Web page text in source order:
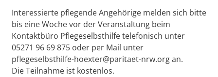
Interessierte pflegende Angehörige melden sich bitte
bis eine Woche vor der Veranstaltung beim
Kontaktbüro Pflegeselbsthilfe telefonisch unter
05271 96 69 875 oder per Mail unter
pflegeselbsthilfe-hoexter@paritaet-nrw.org an.
Die Teilnahme ist kostenlos.